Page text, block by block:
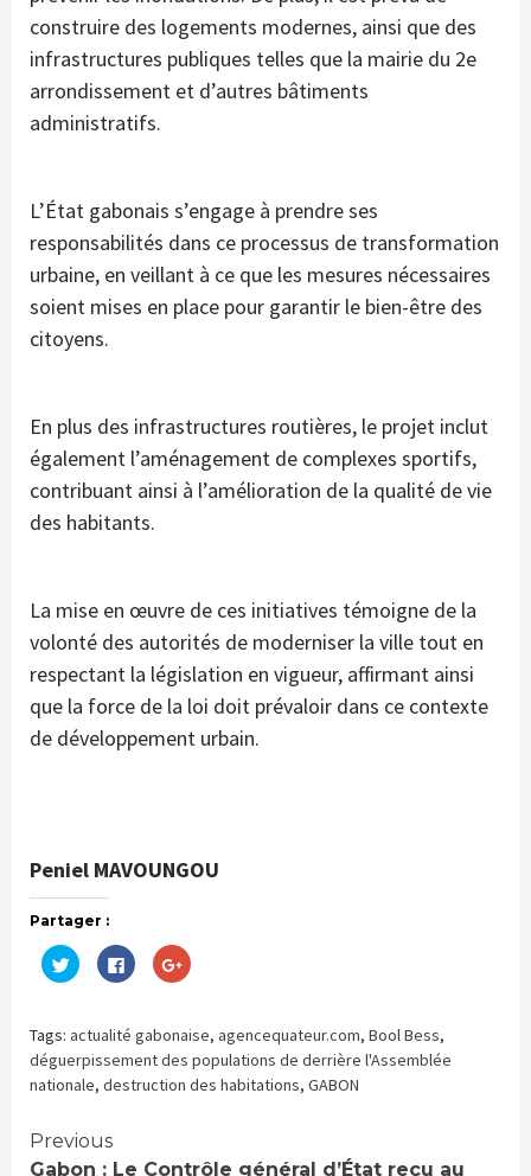
construire des logements modernes, ainsi que des
infrastructures publiques telles que la mairie du 2e
arrondissement et d’autres bâtiments
administratifs.
L’État gabonais s’engage à prendre ses
responsabilités dans ce processus de transformation
urbaine, en veillant à ce que les mesures nécessaires
soient mises en place pour garantir le bien-être des
citoyens.
En plus des infrastructures routières, le projet inclut
également l’aménagement de complexes sportifs,
contribuant ainsi à l’amélioration de la qualité de vie
des habitants.
La mise en œuvre de ces initiatives témoigne de la
volonté des autorités de moderniser la ville tout en
respectant la législation en vigueur, affirmant ainsi
que la force de la loi doit prévaloir dans ce contexte
de développement urbain.
Peniel MAVOUNGOU
Partager :
Cliquez
pour
partager
dans
une
nouvelle
fenêtre)
Cliquez
pour
partager
dans
une
nouvelle
Cliquez
pour
(ouvre
dans
une
nouvelle
fenêtre)
Tags: actualité gabonaise, agencequateur.com, Bool Bess,
déguerpissement des populations de derrière l'Assemblée
nationale, destruction des habitations, GABON
Continue
Previous
Gabon : Le Contrôle général d’État reçu au